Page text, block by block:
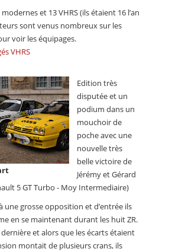
et 13 VHRS (ils étaient 16 l’an
sont venus nombreux sur les
voir les équipages.
VHRS
Edition très
disputée et un
podium dans un
mouchoir de
poche avec une
nouvelle très
belle victoire de
Jérémy et Gérard
5 GT Turbo - Moy Intermediaire)
une grosse opposition et d’entrée ils
en se maintenant durant les huit ZR.
dernière et alors que les écarts étaient
montait de plusieurs crans, ils